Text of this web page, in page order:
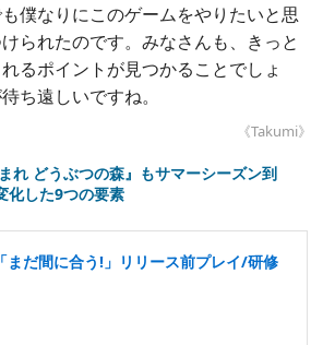
僕なりにこのゲームをやりたいと思
られたのです。みなさんも、きっと
るポイントが見つかることでしょ
ち遠しいですね。
《Takumi》
れ どうぶつの森』もサマーシーズン到
化した9つの要素
まだ間に合う!」リリース前プレイ/研修